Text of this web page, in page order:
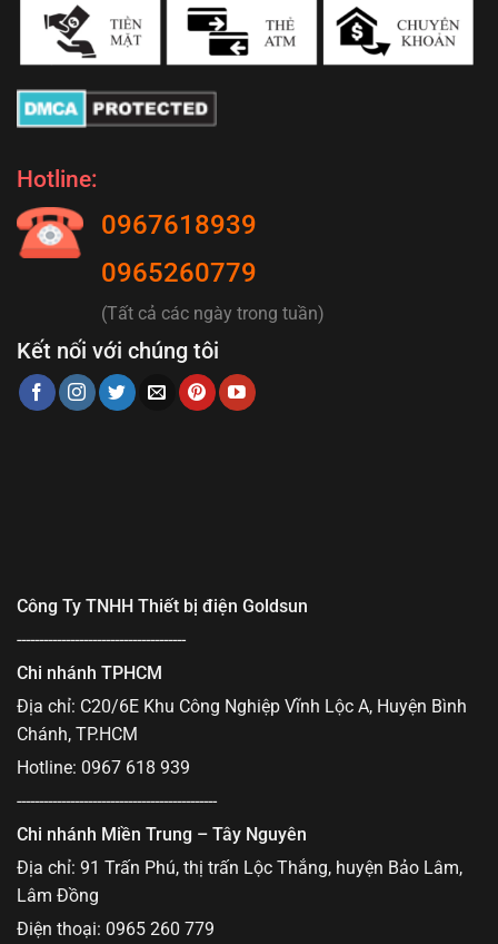
Hotline:
0967618939
0965260779
(Tất cả các ngày trong tuần)
Kết nối với chúng tôi
Công Ty TNHH Thiết bị điện Goldsun
--------------------------------------
Chi nhánh TPHCM
Địa chỉ: C20/6E Khu Công Nghiệp Vĩnh Lộc A, Huyện Bình
Chánh, TP.HCM
Hotline: 0967 618 939
---------------------------------------------
Chi nhánh Miền Trung – Tây Nguyên
Địa chỉ: 91 Trấn Phú, thị trấn Lộc Thắng, huyện Bảo Lâm,
Lâm Đồng
Điện thoại: 0965 260 779